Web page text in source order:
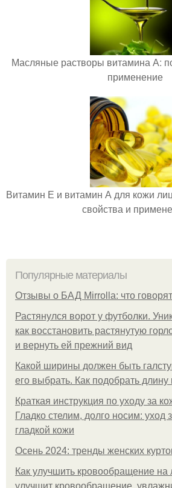
Масляные растворы витамина А:
применение
Витамин Е и витамин А для кожи
свойства и
Популярные материалы
Отзывы о БАД Mirrolla: что
Растянулся ворот у футболки.
как восстановить растянутую
и вернуть ей прежний вид
Какой ширины должен быть
его выбрать. Как подобрать длину
Краткая инструкция по уходу за
Гладко стелим, долго носим: уход
гладкой кожи
Осень 2024: тренды женских
Как улучшить кровообращение на
улучшит кровообращение,